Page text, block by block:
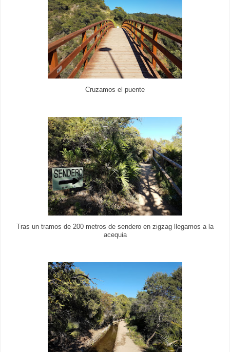
Cruzamos el puente
Tras un tramos de 200 metros de sendero en zigzag llegamos a la
acequia